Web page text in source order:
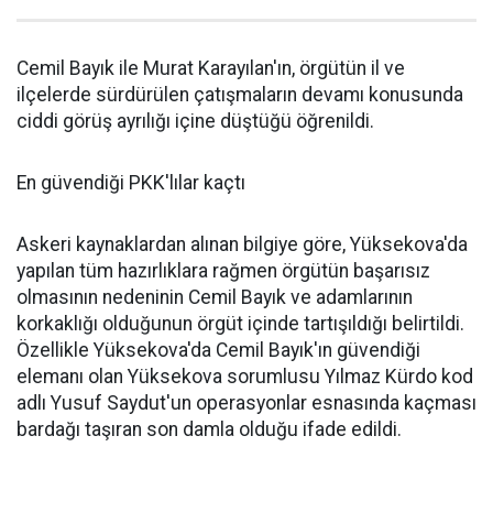
Cemil Bayık ile Murat Karayılan'ın, örgütün il ve
ilçelerde sürdürülen çatışmaların devamı konusunda
ciddi görüş ayrılığı içine düştüğü öğrenildi.
En güvendiği PKK'lılar kaçtı
Askeri kaynaklardan alınan bilgiye göre, Yüksekova'da
yapılan tüm hazırlıklara rağmen örgütün başarısız
olmasının nedeninin Cemil Bayık ve adamlarının
korkaklığı olduğunun örgüt içinde tartışıldığı belirtildi.
Özellikle Yüksekova'da Cemil Bayık'ın güvendiği
elemanı olan Yüksekova sorumlusu Yılmaz Kürdo kod
adlı Yusuf Saydut'un operasyonlar esnasında kaçması
bardağı taşıran son damla olduğu ifade edildi.